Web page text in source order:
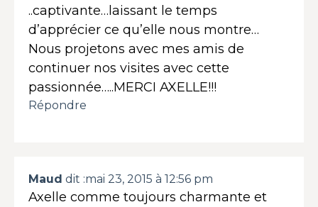
..captivante…laissant le temps
d’apprécier ce qu’elle nous montre…
Nous projetons avec mes amis de
continuer nos visites avec cette
passionnée…..MERCI AXELLE!!!
Répondre
Maud dit :mai 23, 2015 à 12:56 pm
Axelle comme toujours charmante et